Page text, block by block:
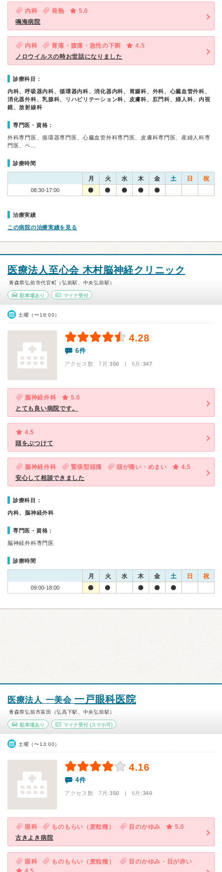
内科 発熱
5.0
鳴海病院
内科 胃痛・腹痛・急性の下痢
4.5
ノロウイルスの時お世話になりました
診療科目：
内科、呼吸器内科、循環器内科、消化器内科、胃腸科、外科、心臓血管外科、
消化器外科、乳腺科、リハビリテーション科、皮膚科、肛門科、婦人科、内視
鏡、放射線科
専門医・資格：
外科専門医、循環器専門医、心臓血管外科専門医、皮膚科専門医、産婦人科専
門医、ペ…
診療時間
月 火 水 木 金 土 日 祝
08:30-17:00
治療実績
この病院の治療実績を見る
医療法人至心会 木村脳神経クリニック
青森県弘前市代官町（弘前駅、中央弘前駅）
駐車場あり マイナ受付
土曜（〜18:00）
4.28
6件
アクセス数 7月:350 | 6月:347
脳神経外科
5.0
とても良い病院です。
4.5
頭をぶつけて
脳神経外科 緊張型頭痛 頭が痛い・めまい
4.5
安心して相談できました
診療科目：
内科、脳神経外科
専門医・資格：
脳神経外科専門医
診療時間
月 火 水 木 金 土 日 祝
09:00-18:00
医療法人 一美会 一戸眼科医院
青森県弘前市富田（弘高下駅、中央弘前駅）
駐車場あり マイナ受付(スマホ可)
土曜（〜13:00）
4.16
4件
アクセス数 7月:350 | 6月:340
眼科 ものもらい（麦粒種） 目のかゆみ
5.0
古きよき病院
眼科 ものもらい（麦粒種）
目のかゆみ・目が赤い